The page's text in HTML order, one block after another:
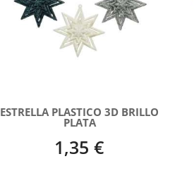
ESTRELLA PLASTICO 3D BRILLO
PLATA
1,35 €